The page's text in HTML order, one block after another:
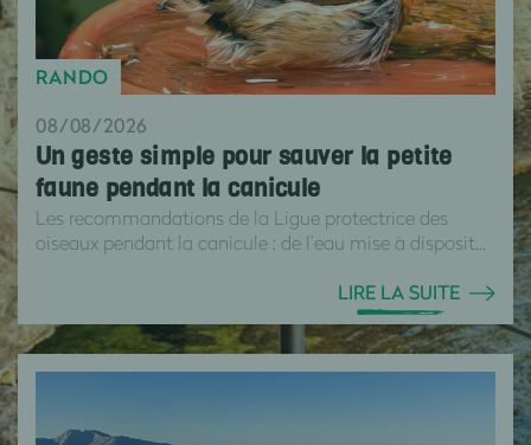
RANDO
08/08/2026
Un geste simple pour sauver la petite
faune pendant la canicule
Les recommandations de la Ligue protectrice des
oiseaux pendant la canicule : de l’eau mise à disposit...
LIRE LA SUITE